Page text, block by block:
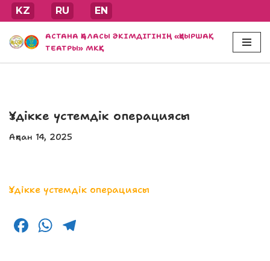
Skip
to
content
KZ RU EN
АСТАНА ҚАЛАСЫ ӘКІМДІГІНІҢ «ҚУЫРШАҚ
ТЕАТРЫ» МКҚК
Үздікке үстемдік операциясы
Ақпан 14, 2025
Үздікке үстемдік операциясы
F W